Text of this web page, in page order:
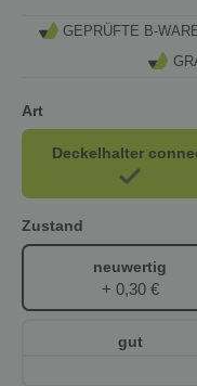
GEPRÜFTE B-
Art
Deckelhalter
Zustand
neuwertig
+ 0,30 €
gut